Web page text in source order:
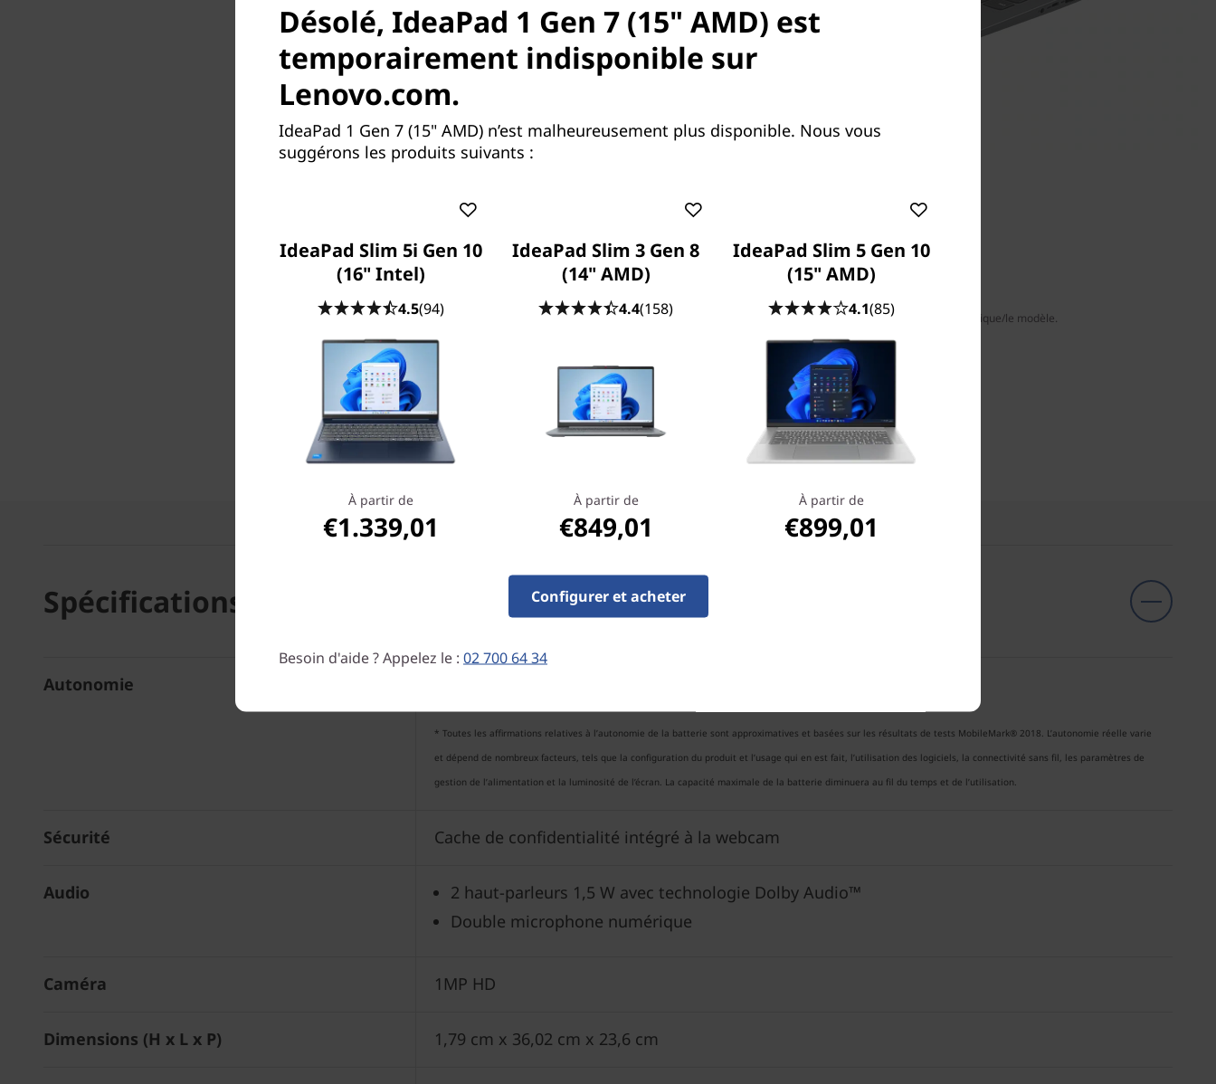
Les spécifications peuvent varier selon la zone géographique/le modèle.
Spécifications techniques
Autonomie
* Toutes les affirmations relatives à l’autonomie de la batterie sont approximatives et basées sur les résultats de tests MobileMark® 2018. L’autonomie réelle varie
et dépend de nombreux facteurs, tels que la configuration du produit et l’usage qui en est fait, l’utilisation des logiciels, la connectivité sans fil, les paramètres de
gestion de l’alimentation et la luminosité de l’écran. La capacité maximale de la batterie diminuera au fil du temps et de l’utilisation.
Sécurité Cache de confidentialité intégré à la webcam
Audio
2 haut-parleurs 1,5 W avec technologie Dolby Audio™
Double microphone numérique
Caméra 1MP HD
Dimensions (H x L x P) 1,79 cm x 36,02 cm x 23,6 cm
Désolé, IdeaPad 1 Gen 7 (15" AMD) est
temporairement indisponible sur
Lenovo.com.
IdeaPad 1 Gen 7 (15" AMD) n’est malheureusement plus disponible. Nous vous
suggérons les produits suivants :
IdeaPad Slim 5i Gen 10
(16" Intel)
4.5(94)
À partir de
€1.339,01
IdeaPad Slim 3 Gen 8
(14" AMD)
4.4(158)
À partir de
€849,01
IdeaPad Slim 5 Gen 10
(15" AMD)
4.1(85)
À partir de
€899,01
Configurer et acheter
Besoin d'aide ? Appelez le : 02 700 64 34